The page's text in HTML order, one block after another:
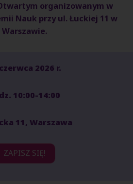
organizowanym w
Nauk przy ul. Łuckiej 11 w
Warszawie.
2026 r.
10:00-14:00
11, Warszawa
ZAPISZ SIĘ!